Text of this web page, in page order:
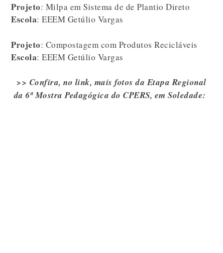
Projeto: Milpa em Sistema de de Plantio Direto
Escola: EEEM Getúlio Vargas
Projeto: Compostagem com Produtos Recicláveis
Escola: EEEM Getúlio Vargas
>> Confira, no link, mais fotos da Etapa Regional
da 6ª Mostra Pedagógica do CPERS, em Soledade: